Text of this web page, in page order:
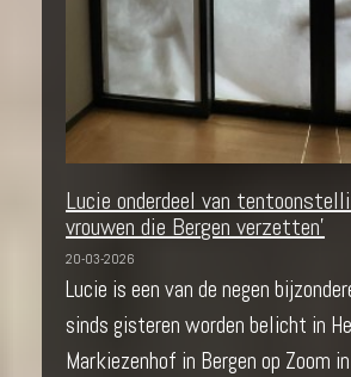
Lucie onderdeel van
vrouwen die Bergen verzetten'
20-03-2026
Lucie is een van de negen
sinds gisteren worden belicht in
Markiezenhof in Bergen op Zoom